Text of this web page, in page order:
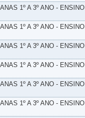
1º A 3º ANO - ENSINO
1º A 3º ANO - ENSINO
1º A 3º ANO - ENSINO
1º A 3º ANO - ENSINO
1º A 3º ANO - ENSINO
1º A 3º ANO - ENSINO